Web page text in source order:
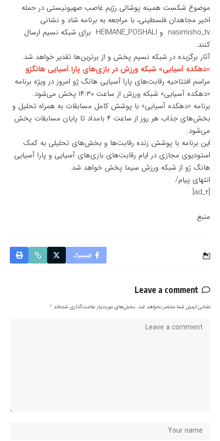
موضوع شکست همینه پوشالی رژیم غاصب صهیونیستی در حمله
اخیر مجاهدان فلسطینی، با مراجعه به برنامه شاد و نشانی
nasimisho_tv و HEIMANE_POSHALI برای شبکه نسیم ارسال
کنند.
آثار برگزیده در شبکه نسیم پخش و از برترین‌ها تقدیر خواهد شد.
«دهکده آسیایی» شبکه ورزش در بازی‌های پارا آسیایی هانگژو
مراسم افتتاحیه رقابت‌های پارا آسیایی هانگ ژو امروز در ویژه برنامه
«دهکده آسیایی» شبکه ورزش از ساعت ۱۴:۳۰ پخش می‌شود.
برنامه «دهکده آسیایی» با پوشش کامل مسابقات به همراه تحلیل و
بخش‌های جذاب هر روز از ساعت ۴ بامداد تا پایان مسابقات پخش
می‌شود.
این برنامه با پوشش زنده رقابت‌ها و بخش‌های تحلیلی به کمک
استودیوی مجازی در ایام رقابت‌های بازی‌های آسیایی و پارا آسیایی
هانگ ژو از شبکه ورزش سیما پخش خواهد شد.
انتهای پیام/
[ad_2]
منبع
فیسبوک
Leave a comment
نشانی ایمیل شما منتشر نخواهد شد. بخش‌های موردنیاز علامت‌گذاری شده‌اند*